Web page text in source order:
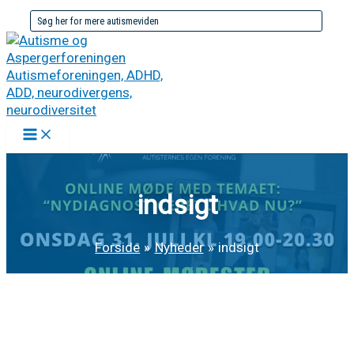
til
indholdet
Søg
efter:
indsigt
Forside Nyheder indsigt